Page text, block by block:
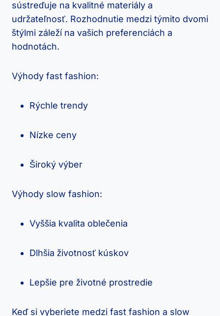
sústreďuje na kvalitné materiály a
udržateľnosť. Rozhodnutie medzi týmito dvomi
štýlmi záleží na vašich preferenciách a
hodnotách.
Výhody fast fashion:
Rýchle trendy
Nízke ceny
Široký výber
Výhody slow fashion:
Vyššia kvalita oblečenia
Dlhšia životnosť kúskov
Lepšie pre životné prostredie
Keď si vyberiete medzi fast fashion a slow